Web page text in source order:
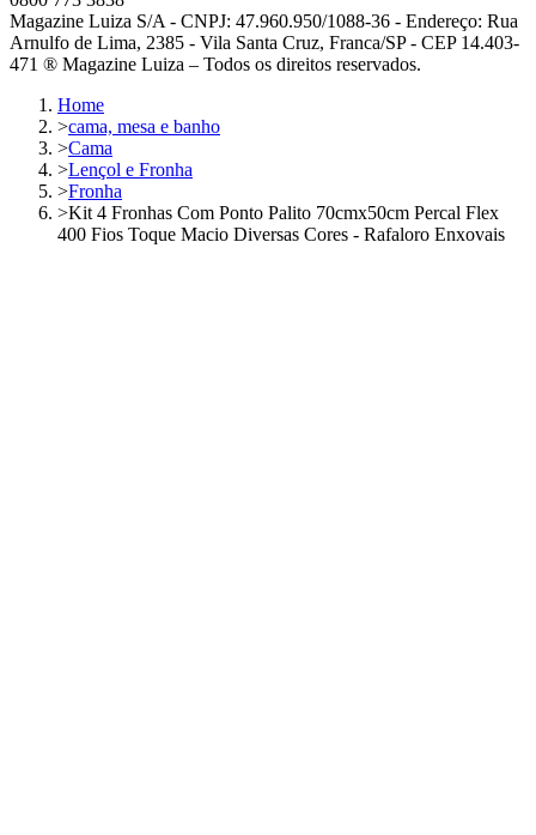
Magazine Luiza S/A - CNPJ: 47.960.950/1088-36 - Endereço: Rua
Arnulfo de Lima, 2385 - Vila Santa Cruz, Franca/SP - CEP 14.403-
471 ® Magazine Luiza – Todos os direitos reservados.
Home
>cama, mesa e banho
>Cama
>Lençol e Fronha
>Fronha
>Kit 4 Fronhas Com Ponto Palito 70cmx50cm Percal Flex
400 Fios Toque Macio Diversas Cores - Rafaloro Enxovais